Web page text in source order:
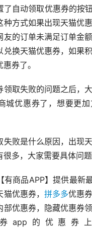
了自动领取优惠券的按
种方式如果出现天猫优
友的订单未满足订单金
兑换天猫优惠券，如果
券了。
领取失败的问题之后，
城优惠券了，想要更
失败是什么原因，出现
多，大家需要具体问题
有商品APP】提供最新
优惠券， 拼多多优惠券
部优惠券，隐藏优惠券
app的优惠券